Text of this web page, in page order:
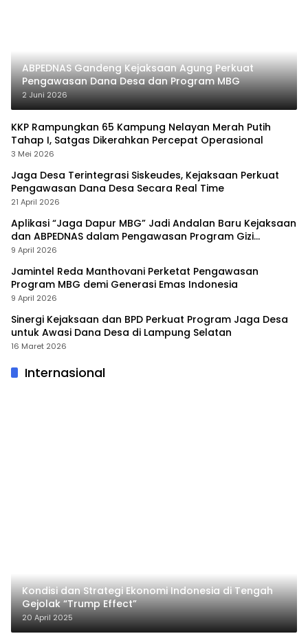
ABPEDNAS Gandeng Kejaksaan Agung Perkuat
Pengawasan Dana Desa dan Program MBG
2 Juni 2026
KKP Rampungkan 65 Kampung Nelayan Merah Putih
Tahap I, Satgas Dikerahkan Percepat Operasional
3 Mei 2026
Jaga Desa Terintegrasi Siskeudes, Kejaksaan Perkuat
Pengawasan Dana Desa Secara Real Time
21 April 2026
Aplikasi “Jaga Dapur MBG” Jadi Andalan Baru Kejaksaan
dan ABPEDNAS dalam Pengawasan Program Gizi
Nasional
9 April 2026
Jamintel Reda Manthovani Perketat Pengawasan
Program MBG demi Generasi Emas Indonesia
9 April 2026
Sinergi Kejaksaan dan BPD Perkuat Program Jaga Desa
untuk Awasi Dana Desa di Lampung Selatan
16 Maret 2026
Internasional
Kondisi dan Strategi Ekonomi Indonesia di Tengah
Gejolak “Trump Effect”
20 April 2025